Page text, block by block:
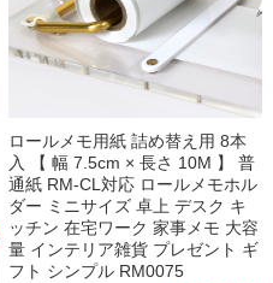
ロールメモ用紙 詰め替え用 8本
入 【 幅 7.5cm × 長さ 10M 】 普
通紙 RM-CL対応 ロールメモホル
ダー ミニサイズ 卓上 デスク キ
ッチン 在宅ワーク 家事メモ 大容
量 インテリア雑貨 プレゼント ギ
フト シンプル RM0075